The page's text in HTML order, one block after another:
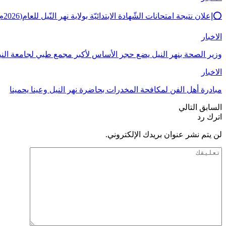
⭕إعلان نتيجة امتحانات الشّهادة الابتدائيّة بولاية نهر النّيل للعام(2026م)يوم بعد غدٍ…
الاخبار
وزير الصحة بنهر النيل يضع حجر الأساس لأكبر مجمع طبي لجامعة
الاخبار
مبادرة أهل الفن لمكافحة المخدرات بحاضرة نهر النيل وعينا يحمينا
السابق التالي
اترك رد
لن يتم نشر عنوان بريدك الإلكتروني.